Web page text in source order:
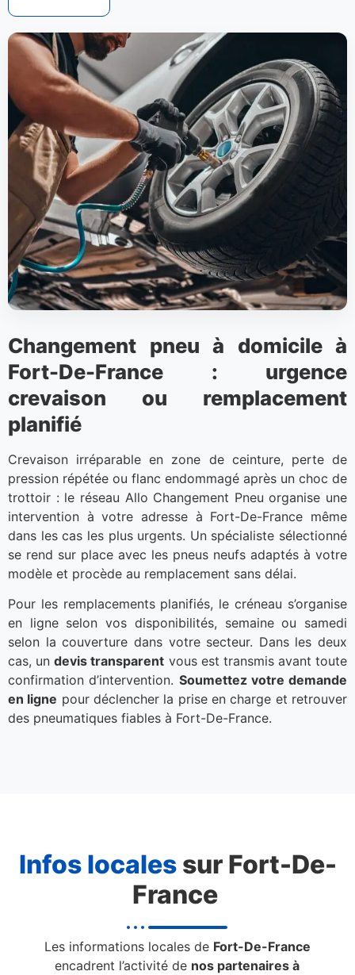
Changement pneu à domicile à
Fort-De-France : urgence
crevaison ou remplacement
planifié
Crevaison irréparable en zone de ceinture, perte de
pression répétée ou flanc endommagé après un choc de
trottoir : le réseau Allo Changement Pneu organise une
intervention à votre adresse à Fort-De-France même
dans les cas les plus urgents. Un spécialiste sélectionné
se rend sur place avec les pneus neufs adaptés à votre
modèle et procède au remplacement sans délai.
Pour les remplacements planifiés, le créneau s’organise
en ligne selon vos disponibilités, semaine ou samedi
selon la couverture dans votre secteur. Dans les deux
cas, undevis transparent vous est transmis avant toute
confirmation d’intervention. Soumettez votre demande
en ligne pour déclencher la prise en charge et retrouver
des pneumatiques fiables à Fort-De-France.
Infos localessur Fort-De-
France
Les informations locales de Fort-De-France
encadrent l’activité de nos partenaires à